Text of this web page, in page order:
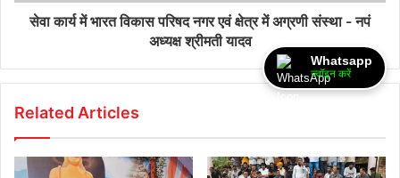
सेवा कार्य में भारत विकास परिषद नगर एवं क्षेत्र में अग्रणी संस्था - नपं
अध्यक्ष श्रीमती यादव
Related Articles
Whatsapp
ज्वॉइन करें